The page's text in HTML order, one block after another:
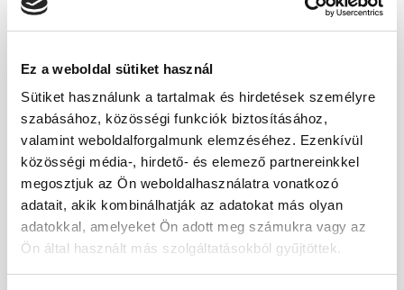
Ez a weboldal sütiket használ
Sütiket használunk a tartalmak és hirdetések személyre
szabásához, közösségi funkciók biztosításához,
valamint weboldalforgalmunk elemzéséhez. Ezenkívül
közösségi média-, hirdető- és elemező partnereinkkel
megosztjuk az Ön weboldalhasználatra vonatkozó
adatait, akik kombinálhatják az adatokat más olyan
adatokkal, amelyeket Ön adott meg számukra vagy az
Ön által használt más szolgáltatásokból gyűjtöttek.
véralvadásban is.
fáradtságot, kimerültséget. Az idegek, az
szénhidrátok, a zsírok, a nukleinsavak és a
fehérjék anyagcseréjében, továbbá az
energiatermelő és – felhasználó
folyamatokban. A kalciummal, a foszforral
és az A-vitaminnal együtt hat a legjobban.
Foszfor – A foszfor a második legnagyobb
mennyiségű ásványi anyag a szervezetben.